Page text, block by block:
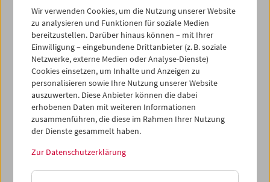
23
25 27
29
30
31 01 02 03 04
iCalender
Programmheft-PDF
English language or subtitles
< Vorherige Woche
Mo 2.7.
Wir verwenden Cookies, um die Nutzung unserer Website
zu analysieren und Funktionen für soziale Medien
bereitzustellen. Darüber hinaus können – mit Ihrer
Einwilligung – eingebundene Drittanbieter (z. B. soziale
Netzwerke, externe Medien oder Analyse-Dienste)
Cookies einsetzen, um Inhalte und Anzeigen zu
personalisieren sowie Ihre Nutzung unserer Website
auszuwerten. Diese Anbieter können die dabei
erhobenen Daten mit weiteren Informationen
zusammenführen, die diese im Rahmen Ihrer Nutzung
der Dienste gesammelt haben.
Zur Datenschutzerklärung